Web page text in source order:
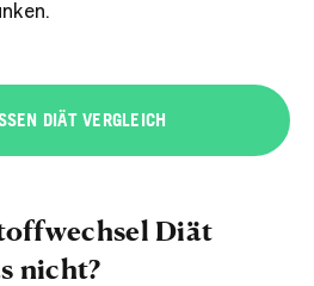
DIÄT VERGLEICH
Diät
nicht?